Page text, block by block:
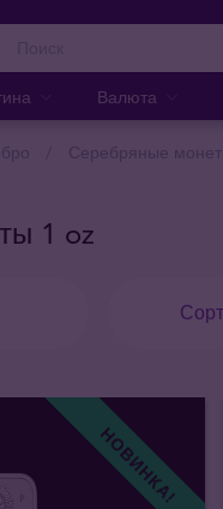
Валюта
1 oz
НОВИНКА!